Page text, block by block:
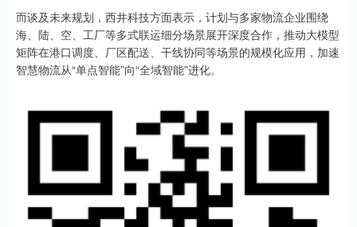
而谈及未来规划，西井科技方面表示，计划与多家物流企业围绕
海、陆、空、工厂等多式联运细分场景展开深度合作，推动大模型
矩阵在港口调度、厂区配送、干线协同等场景的规模化应用，加速
智慧物流从“单点智能”向“全域智能”进化。